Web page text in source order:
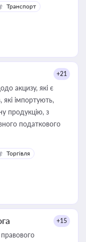
Транспорт
+21
акцизу, які є
імпортують,
продукцію, з
податкового
Торгівля
+15